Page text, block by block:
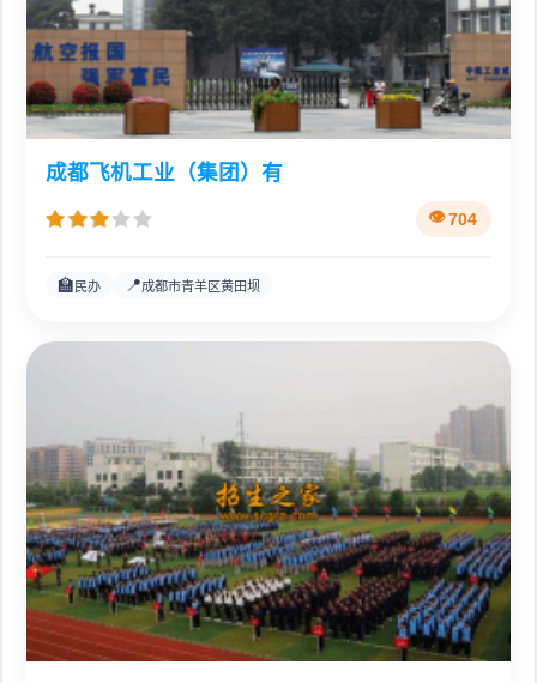
成都飞机工业（集团）有
704
🏫 民办 📍成都市青羊区黄田坝